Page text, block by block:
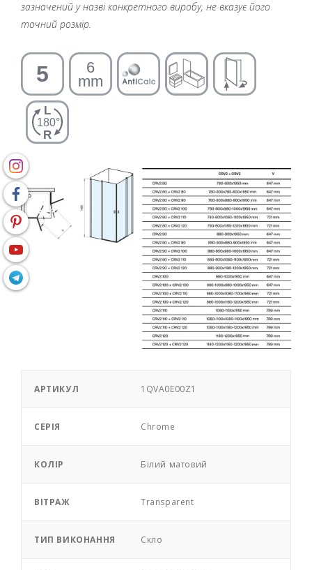
зазначений у назві конкретного виробу, не вказує його
точний розмір.
АРТИКУЛ 1QVA0E00Z1
СЕРІЯ Chrome
КОЛІР Білий матовий
ВІТРАЖ Transparent
ТИП ВИКОНАННЯ Скло